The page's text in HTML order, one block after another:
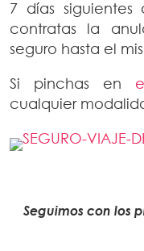
7 días
contratas la
seguro hasta el
Si pinchas en
cualquier
Seguimos con los